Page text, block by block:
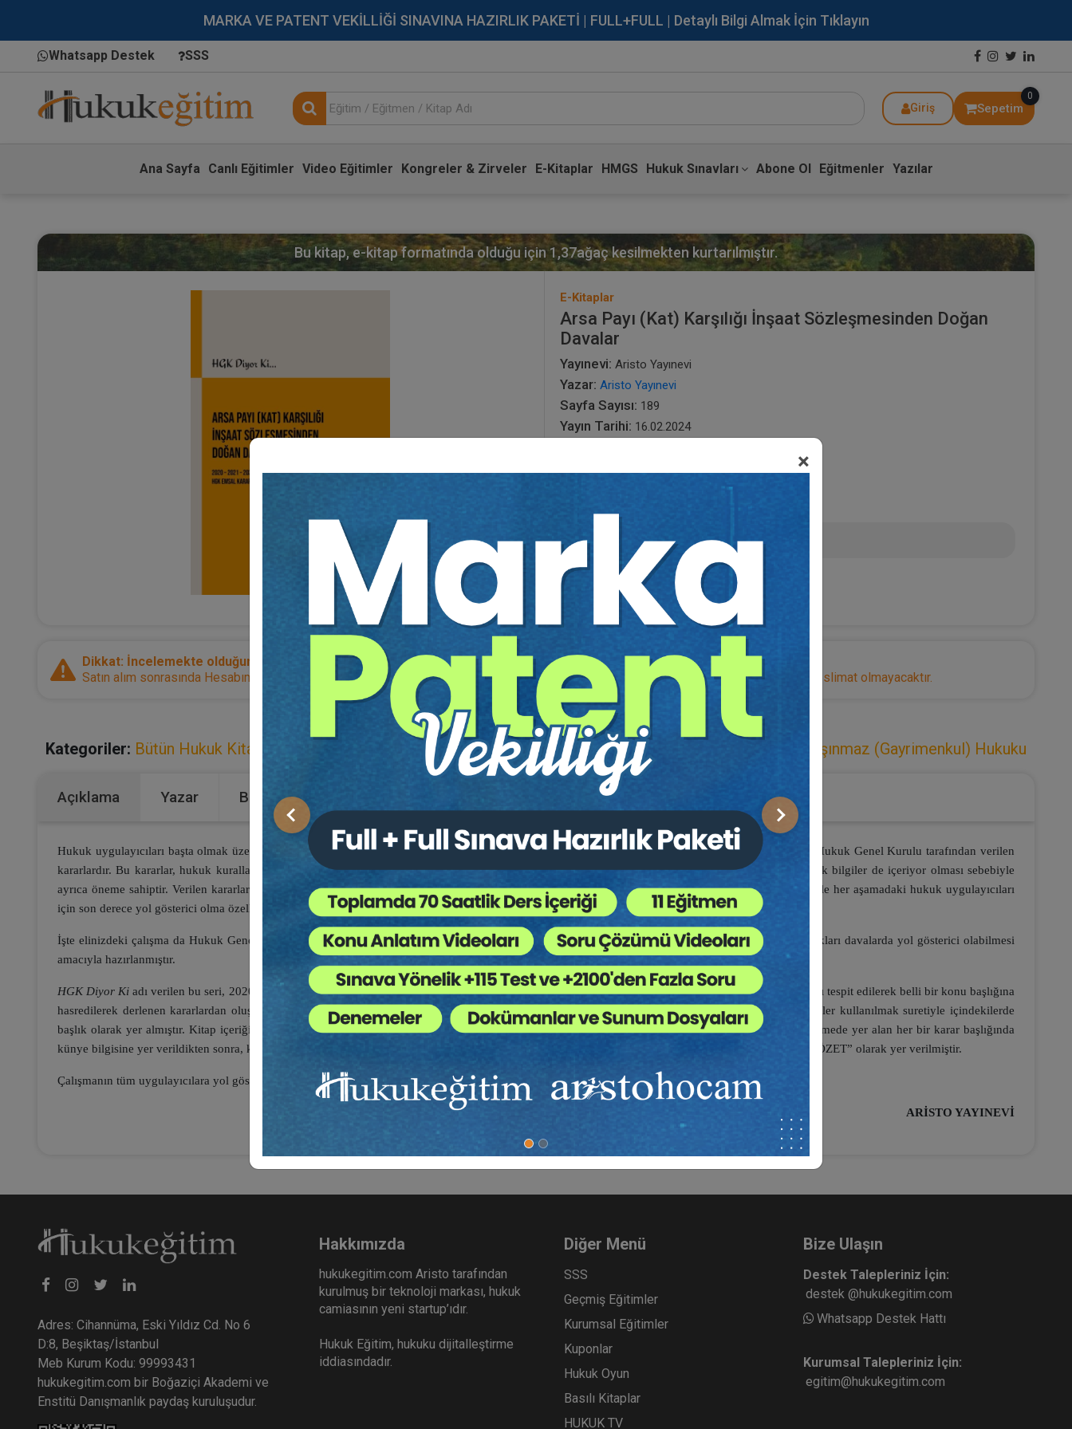
MARKA VE PATENT VEKİLLİĞİ SINAVINA HAZIRLIK PAKETİ | FULL+FULL | Detaylı Bilgi Almak İçin Tıklayın
Whatsapp Destek SSS
Giriş Sepetim
0
Ana Sayfa Canlı Eğitimler Video Eğitimler Kongreler & Zirveler E-Kitaplar HMGS Hukuk Sınavları Abone Ol Eğitmenler Yazılar
×
Önceki Sonraki
Bu kitap, e-kitap formatında olduğu için1,37ağaç kesilmekten kurtarılmıştır.
E-Kitaplar
Arsa Payı (Kat) Karşılığı İnşaat Sözleşmesinden Doğan
Davalar
Yayınevi: Aristo Yayınevi
Yazar: Aristo Yayınevi
Sayfa Sayısı: 189
Yayın Tarihi: 16.02.2024
275,00 TL 165,00 TL
Sepete Ekle
Dikkat: İncelemekte olduğunuz ürün bir e-kitaptır.
Satın alım sonrasında Hesabım sayfanız üzerinden direkt olarak ulaşabilir ve cihazlarınızdan okuyabilirsiniz. Adresinize herhangi bir teslimat olmayacaktır.
Kategoriler: Bütün Hukuk Kitapları Genel Hukuk, Medeni Usul Hukuku, Taşınmaz (Gayrimenkul) Hukuku
Açıklama Yazar Bu Kitap İçin Kaç Ağaç Kesiliyor ?
Hukuk uygulayıcıları başta olmak üzere bu alanda akademik çalışma yapan hukukçuların da sıklıkla başvurduğu kaynaklardan bir tanesi de Yargıtay Hukuk Genel Kurulu tarafından verilen
kararlardır. Bu kararlar, hukuk kurallarının somut olaylara uygulanması hususunda usulden esasa kadar ayrıntılı incelemeler içermesinin yanında teorik bilgiler de içeriyor olması sebebiyle
ayrıca öneme sahiptir. Verilen kararların ekseriye kesin olması ve ilk derece mahkemelerini bağlaması da emsal niteliğini güçlendirmektedir. Bu nedenle her aşamadaki hukuk uygulayıcıları
için son derece yol gösterici olma özelliğini haizdir.
İşte elinizdeki çalışma da Hukuk Genel Kurulu kararlarının bu özellikleri dikkate alınarak, hukuk uygulayıcılarına açacakları ve/veya yürütmekte oldukları davalarda yol gösterici olabilmesi
amacıyla hazırlanmıştır.
HGK Diyor Kiadı verilen bu seri, 2020-2022 yıllarını kapsar şekilde, uygulamada en çok karşılaşılan, en dinamik, en çok ihtiyaç duyulan konu başlıkları tespit edilerek belli bir konu başlığına
hasredilerek derlenen kararlardan oluşmaktadır. Derlenen kararların her birine bir numara verilmiş, kararın neye ilişkin olduğu hususu anahtar kelimeler kullanılmak suretiyle içindekilerde
başlık olarak yer almıştır. Kitap içeriğinde ise her sayfanın üst başlığında karar numarasına yer verilerek karar metnini bulmak kolaylaştırılmıştır. Derlemede yer alan her bir karar başlığında
künye bilgisine yer verildikten sonra, kararın neye ilişkin olduğu ve en nihayetinde ilgili hususta HGK’nun vermiş olduğu nihai karara kararın başında “ÖZET” olarak yer verilmiştir.
Çalışmanın tüm uygulayıcılara yol gösterici ve faydalı olması dileğiyle…
ARİSTO YAYINEVİ
Adres: Cihannüma, Eski Yıldız Cd. No 6
D:8, Beşiktaş/İstanbul
Meb Kurum Kodu: 99993431
hukukegitim.com bir Boğaziçi Akademi ve
Enstitü Danışmanlık paydaş kuruluşudur.
Hakkımızda
hukukegitim.com Aristo tarafından
kurulmuş bir teknoloji markası, hukuk
camiasının yeni startup’ıdır.
Hukuk Eğitim, hukuku dijitalleştirme
iddiasındadır.
Diğer Menü
SSS
Geçmiş Eğitimler
Kurumsal Eğitimler
Kuponlar
Hukuk Oyun
Basılı Kitaplar
HUKUK TV
Bize Ulaşın
Destek Talepleriniz İçin:
destek @hukukegitim.com
Whatsapp Destek Hattı
Kurumsal Talepleriniz İçin:
egitim@hukukegitim.com